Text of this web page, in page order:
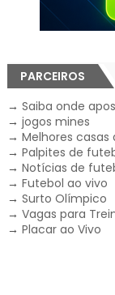
PARCEIROS
→ Saiba onde
→ jogos mines
→ Melhores casas
→ Palpites de
→ Notícias de
→ Futebol ao vivo
→ Surto Olímpico
→ Vagas para
→ Placar ao Vivo